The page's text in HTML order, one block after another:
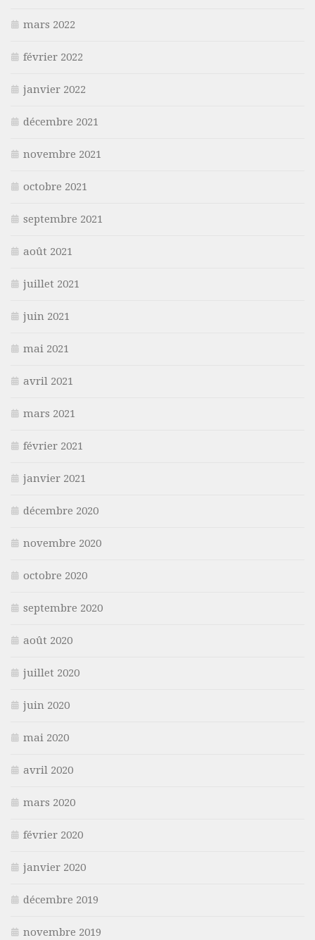
mars 2022
février 2022
janvier 2022
décembre 2021
novembre 2021
octobre 2021
septembre 2021
août 2021
juillet 2021
juin 2021
mai 2021
avril 2021
mars 2021
février 2021
janvier 2021
décembre 2020
novembre 2020
octobre 2020
septembre 2020
août 2020
juillet 2020
juin 2020
mai 2020
avril 2020
mars 2020
février 2020
janvier 2020
décembre 2019
novembre 2019